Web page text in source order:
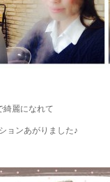
綺麗になれて
ョンあがりました♪